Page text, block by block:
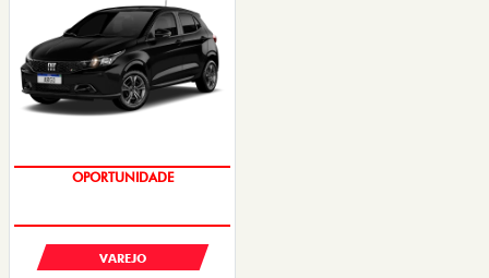
OPORTUNIDADE
VAREJO